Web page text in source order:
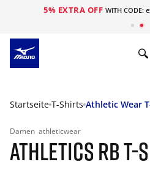
5% EXTRA OFF WITH CODE:
Startseite T-Shirts Athletic Wear
Damen athleticwear
ATHLETICS RB T-